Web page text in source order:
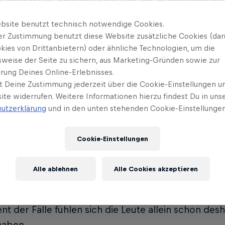
'Papaplatte' Teller: Dass man seine Ängste
Leuten sagen: Mir geht’s wie euch. Ich mache
Psychologen. Ich hof­fe, dass das Leute
suchen, wenn sie sie brauchen. Jeder hat seine
keiner übertrieben ernst nimmt und alle Jokes
Ich merke oft, dass Leute
es anzusprechen. Sie fressen es in sich
mir gern etwas erzählen würde, sich aber nicht
erzählt. Natürlich nur, wenn ich merke, die
der Fälle fühlen sich die Leute allein schon
benutzt technisch notwendige Cookies.
Zustimmung benutzt diese Website zusätzliche Cookies
von Drittanbietern) oder ähnliche Technologien, um die
der Seite zu sichern, aus Marketing-Gründen sowie zur
Deines Online-Erlebnisses.
Deine Zustimmung jederzeit über die Cookie-Einstellungen
widerrufen. Weitere Informationen hierzu findest Du in
und in den unten stehenden Cookie-
Cookie-Einstellungen
Alle ablehnen Alle Cookies akzeptieren